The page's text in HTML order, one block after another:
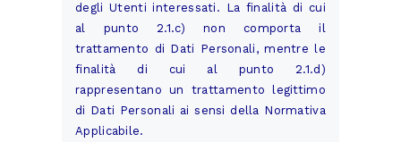
degli Utenti interessati. La finalità di cui
al punto 2.1.c) non comporta il
trattamento di Dati Personali, mentre le
finalità di cui al punto 2.1.d)
rappresentano un trattamento legittimo
di Dati Personali ai sensi della Normativa
Applicabile.